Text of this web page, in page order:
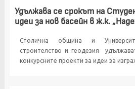
Удължава се срокът на
идеи за нов басейн в ж.к.
Столична община и
строителство и геодезия
конкурсните проекти за идеи за